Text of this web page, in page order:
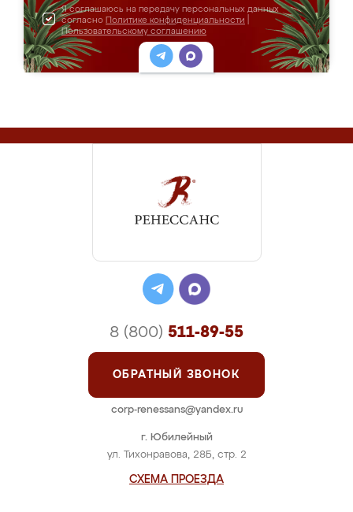
Я соглашаюсь на передачу персональных данных
согласно Политике конфиденциальности
Пользовательскому соглашению
г. Юбилейный
ул. Тихонравова, 28Б, стр. 2
СХЕМА ПРОЕЗДА
8 (800) 511-89-55
ОБРАТНЫЙ ЗВОНОК
corp-renessans@yandex.ru